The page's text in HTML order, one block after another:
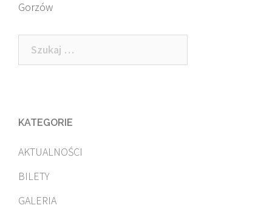
Gorzów
Szukaj:
KATEGORIE
AKTUALNOŚCI
BILETY
GALERIA